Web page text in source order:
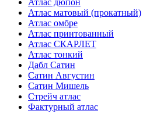
Атлас дюпон
Атлас матовый (прокатный)
Атлас омбре
Атлас принтованный
Атлас СКАРЛЕТ
Атлас тонкий
Дабл Сатин
Сатин Августин
Сатин Мишель
Стрейч атлас
Фактурный атлас